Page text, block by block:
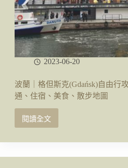
路
線、
實
際
況、
時
程、
心
得
分
享、
常
答
2023-06-20
波蘭｜格但斯克(Gdańsk)自由行
通、住宿、美食、散步地圖
閱讀全文
波
｜